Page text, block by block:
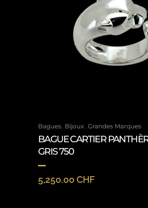
Bagues, Bijoux, Grandes Marques
BAGUE CARTIER
GRIS 750
5,250.00 CHF